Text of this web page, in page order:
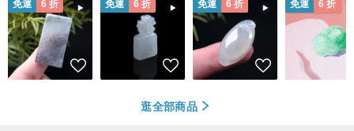
免運 6 折 免運 6 折 免運 6 折 免運 6 折
逛全部商品